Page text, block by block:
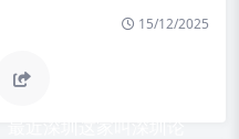
15/12/2025